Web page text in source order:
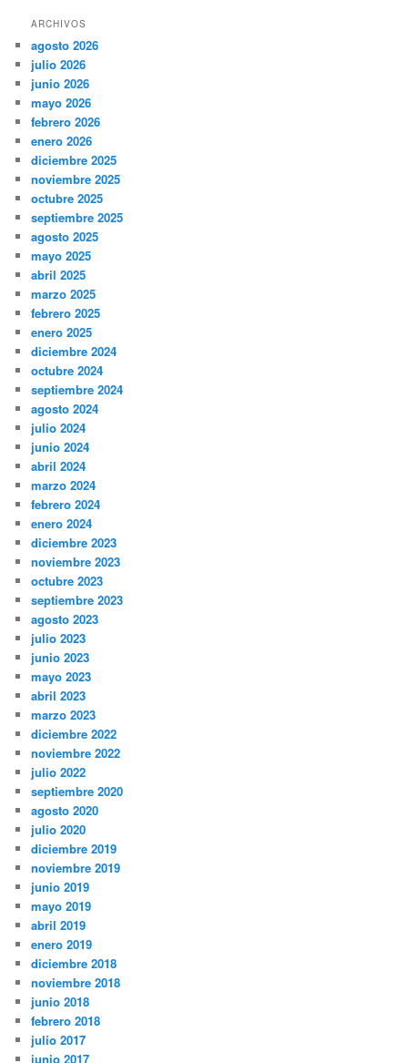
ARCHIVOS
agosto 2026
julio 2026
junio 2026
mayo 2026
febrero 2026
enero 2026
diciembre 2025
noviembre 2025
octubre 2025
septiembre 2025
agosto 2025
mayo 2025
abril 2025
marzo 2025
febrero 2025
enero 2025
diciembre 2024
octubre 2024
septiembre 2024
agosto 2024
julio 2024
junio 2024
abril 2024
marzo 2024
febrero 2024
enero 2024
diciembre 2023
noviembre 2023
octubre 2023
septiembre 2023
agosto 2023
julio 2023
junio 2023
mayo 2023
abril 2023
marzo 2023
diciembre 2022
noviembre 2022
julio 2022
septiembre 2020
agosto 2020
julio 2020
diciembre 2019
noviembre 2019
junio 2019
mayo 2019
abril 2019
enero 2019
diciembre 2018
noviembre 2018
junio 2018
febrero 2018
julio 2017
junio 2017